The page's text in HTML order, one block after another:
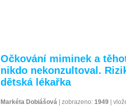
Očkování miminek a
nikdo nekonzultoval.
dětská lékařka
Markéta Dobiášová | zobrazeno: 1949 |